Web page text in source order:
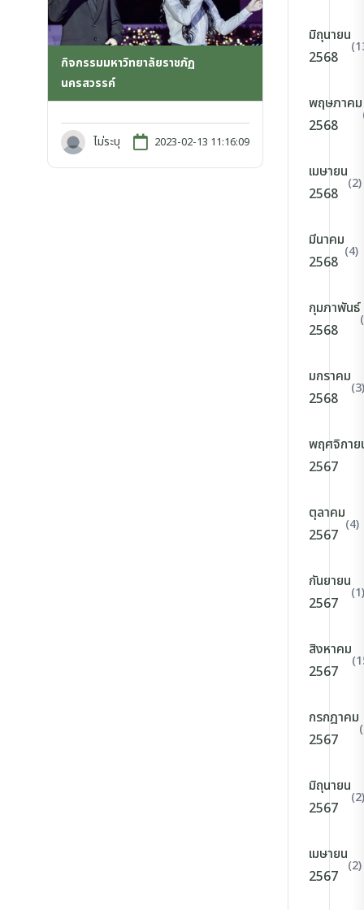
กิจกรรมมหาวิทยาลัยราชภัฏ
นครสวรรค์
ไม่ระบุ 2023-02-13 11:16:09
มิถุนายน
2568
พฤษภาคม
2568
เมษายน
2568
(2)
มีนาคม
2568
(4)
กุมภาพันธ์
2568
มกราคม
2568
(3)
พฤศจิกาย
2567
ตุลาคม
2567
(4)
กันยายน
2567
(1)
สิงหาคม
2567
กรกฎาคม
2567
มิถุนายน
2567
(2)
เมษายน
2567
(2)